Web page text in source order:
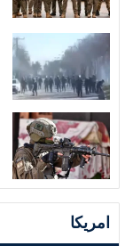
امريكا